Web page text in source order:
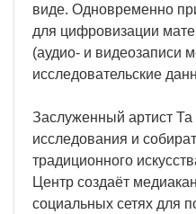
виде. Одновременно
для цифровизации
(аудио- и видеозаписи
исследовательские
Заслуженный артист Та
исследования и
традиционного
Центр создаёт
социальных сетях для